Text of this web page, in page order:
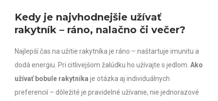
Kedy je najvhodnejšie užívať
rakytník – ráno, nalačno či večer?
Najlepší čas na užitie rakytníka je ráno – naštartuje imunitu a
dodá energiu. Pri citlivejšom žalúdku ho užívajte s jedlom. Ako
užívať bobule rakytníka je otázka aj individuálnych
preferencií – dôležité je pravidelné užívanie, nie jednorazové